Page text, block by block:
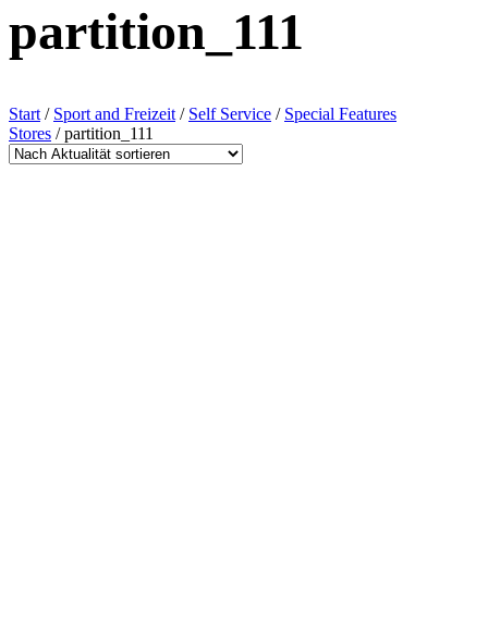
partition_111
Start / Sport and Freizeit / Self Service / Special Features
Stores / partition_111